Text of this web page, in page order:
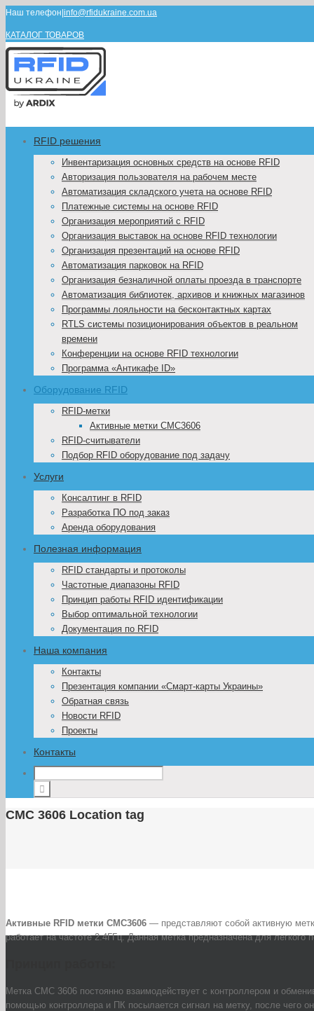
Наш телефон info@rfidukraine.com.ua
КАТАЛОГ ТОВАРОВ
RFID решения
Инвентаризация основных средств на основе RFID
Авторизация пользователя на рабочем месте
Автоматизация складского учета на основе RFID
Платежные системы на основе RFID
Организация мероприятий с RFID
Организация выставок на основе RFID технологии
Организация презентаций на основе RFID
Автоматизация парковок на RFID
Организация безналичной оплаты проезда в транспорте
Автоматизация библиотек, архивов и книжных магазинов
Программы лояльности на бесконтактных картах
RTLS системы позиционирования объектов в реальном
времени
Конференции на основе RFID технологии
Программа «Антикафе ID»
Оборудование RFID
RFID-метки
Активные метки CMC3606
RFID-считыватели
Подбор RFID оборудование под задачу
Услуги
Консалтинг в RFID
Разработка ПО под заказ
Аренда оборудования
Полезная информация
RFID стандарты и протоколы
Частотные диапазоны RFID
Принцип работы RFID идентификации
Выбор оптимальной технологии
Документация по RFID
Наша компания
Контакты
Презентация компании «Смарт-карты Украины»
Обратная связь
Новости RFID
Проекты
Контакты
CMC 3606 Location tag
Активные RFID метки CMC3606 — представляют собой активную
работает на частоте 2.4ГГц. Данная метка предназначена для легкого
Метка CMC 3606 постоянно взаимодействует с контроллером и
помощью контроллера и ПК посылается сигнал на метку, после чего